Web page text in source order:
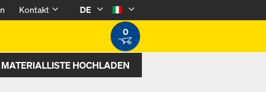
Kontakt
DE
0
MATERIALLISTE HOCHLADEN